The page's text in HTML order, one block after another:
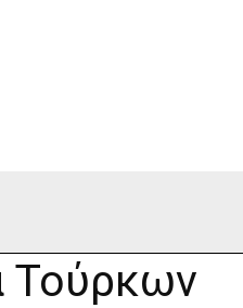
Τούρκων